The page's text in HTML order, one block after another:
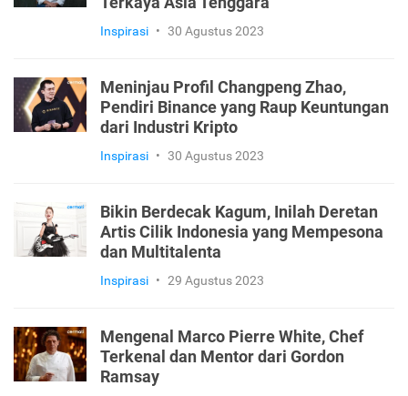
Inspirasi • 30 Agustus 2023
Meninjau Profil Changpeng Zhao,
Pendiri Binance yang Raup Keuntungan
dari Industri Kripto
Inspirasi • 30 Agustus 2023
Bikin Berdecak Kagum, Inilah Deretan
Artis Cilik Indonesia yang Mempesona
dan Multitalenta
Inspirasi • 29 Agustus 2023
Mengenal Marco Pierre White, Chef
Terkenal dan Mentor dari Gordon
Ramsay